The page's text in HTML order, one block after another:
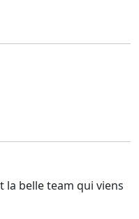
la belle team qui viens